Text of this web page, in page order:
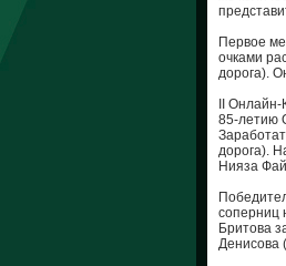
Первое
очками
дорога).
II
85-летию
дорога).
Нияза
соперниц
Бритова
Денисова